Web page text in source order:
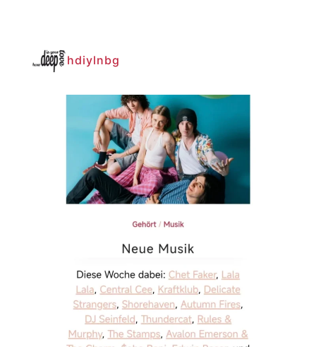
hdiylnbg